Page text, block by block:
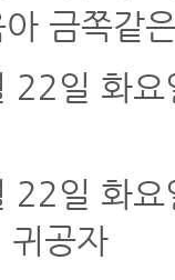
금쪽같
22일 화요
22일 화요
귀공자